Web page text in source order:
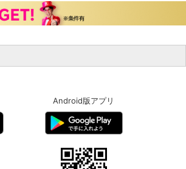
Android版アプリ